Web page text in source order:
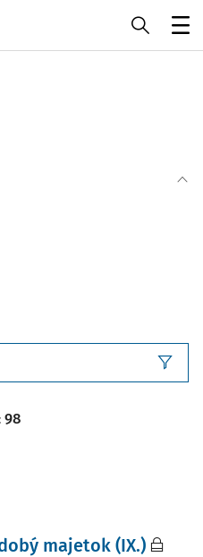
98
majetok (IX.)